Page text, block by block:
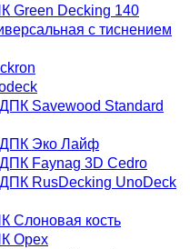
Green Decking 140
с тиснением
Savewood Standard
ДПК Эко Лайф
Faynag 3D Cedro
RusDecking UnoDeck
Слоновая кость
Орех